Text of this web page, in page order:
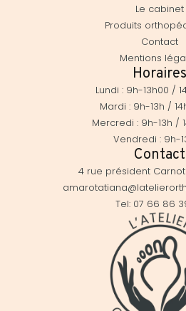
Le cabinet
Produits
Contact
Mentions
Horaires
Lundi : 9h-13h00 /
Mardi : 9h-13h /
Mercredi : 9h-13h /
Vendredi : 9h-
Contact
4 rue président
Tel: 07 66 86